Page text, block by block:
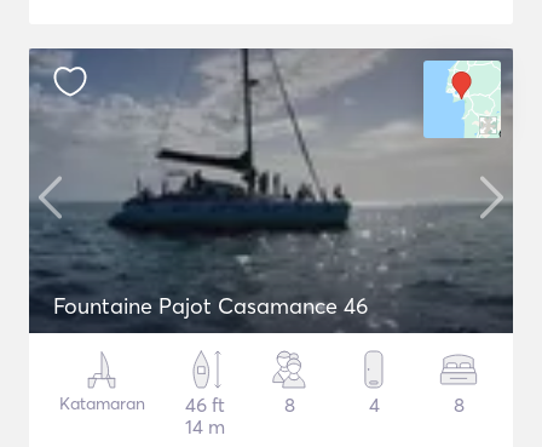
Fountaine Pajot Casamance 46
Katamaran
46 ft
14 m
8 4 8